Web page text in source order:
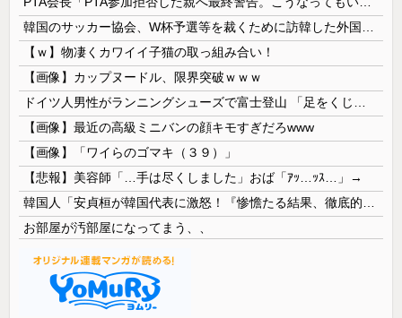
【ｗ】物凄くカワイイ子猫の取っ組み合い！
【画像】カップヌードル、限界突破ｗｗｗ
【画像】最近の高級ミニバンの顔キモすぎだろwww
【画像】「ワイらのゴマキ（３９）」
【悲報】美容師「…手は尽くしました」おば「ｱｯ…ｯｽ…」→
お部屋が汚部屋になってまう、、